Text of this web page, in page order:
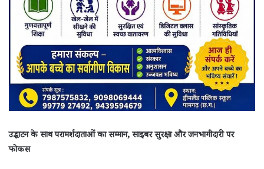
उद्घाटन के साथ परामर्शदाताओं का सम्मान, साइबर सुरक्षा और जनभागीदारी पर
फोकस